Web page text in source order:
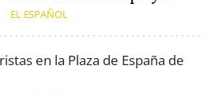
EL ESPAÑOL